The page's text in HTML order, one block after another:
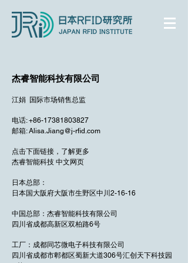
杰睿智能科技有限公司
江娟 国际市场销售总监
电话:+86-17381803827
邮箱: Alisa.Jiang@j-rfid.com
点击下面链接，了解更多
杰睿智能科技 中文网页
日本总部：
日本国大阪府大阪市生野区中川2-16-16
中国总部：杰睿智能科技有限公司
四川省成都高新区双柏路6号
工厂：成都同芯微电子科技有限公司
四川省成都市郫都区蜀新大道306号汇创天下科技园